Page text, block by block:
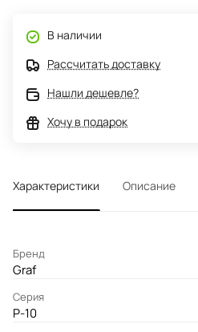
В наличии
Рассчитать доставку
Нашли дешевле?
Хочу в подарок
Характеристики Описание
Бренд
Graf
Серия
P-10